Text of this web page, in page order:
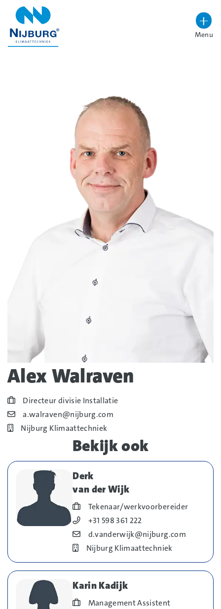
overslaan
Hoog contrast wisselenMenu
Alex Walraven
Blog_field_Functie
Directeur divisie Installatie
Blog_field_E-mail
a.walraven@nijburg.com
BedrijfNijburg Klimaattechniek
Bekijk ook
Derk
van der Wijk
Blog_field_Functie
Tekenaar/werkvoorbereider
Blog_field_Telefoonnummer
+31 598 361 222
Blog_field_E-mail
d.vanderwijk@nijburg.com
BedrijfNijburg Klimaattechniek
Karin Kadijk
Blog_field_Functie
Management Assistent